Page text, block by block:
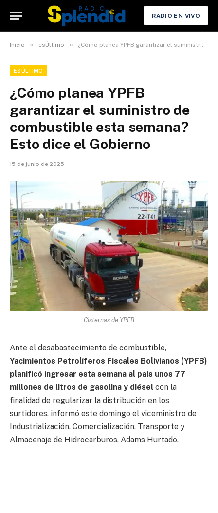
RADIO EN VIVO
Inicio » esÚltimo » ¿Cómo planea YPFB garantizar el suministro de combustible esta semana? Esto dice el Gobierno
ESÚLTIMO
¿Cómo planea YPFB
garantizar el suministro de
combustible esta semana?
Esto dice el Gobierno
15 de junio de 2025
Cisternas de YPFB
Ante el desabastecimiento de combustible,
Yacimientos Petrolíferos Fiscales Bolivianos (YPFB)
planificó ingresar esta semana al país unos 77
millones de litros de gasolina y diésel con la
finalidad de regularizar la distribución en los
surtidores, informó este domingo el viceministro de
Industrialización, Comercialización, Transporte y
Almacenaje de Hidrocarburos, Adams Hurtado.